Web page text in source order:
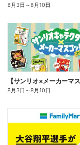
8月3日 ～8月10日
8月3日 ～8月10日